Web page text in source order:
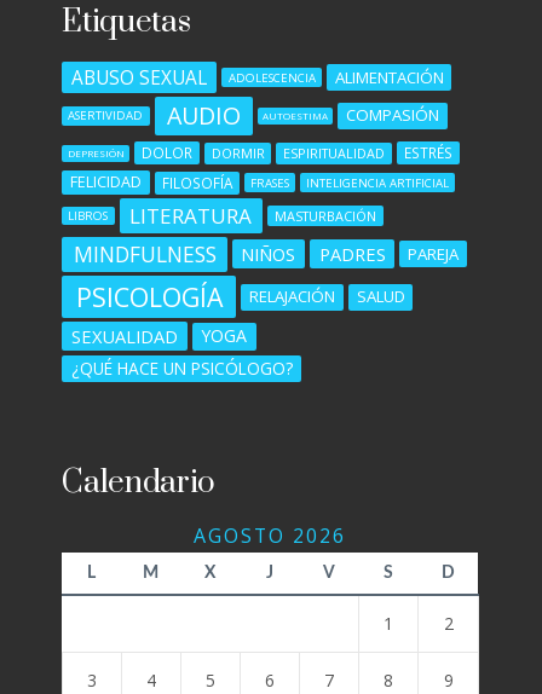
Etiquetas
ABUSO SEXUAL ADOLESCENCIA ALIMENTACIÓN
ASERTIVIDAD AUDIO AUTOESTIMA COMPASIÓN
DEPRESIÓN DOLOR DORMIR ESPIRITUALIDAD ESTRÉS
FELICIDAD FILOSOFÍA FRASES INTELIGENCIA ARTIFICIAL
LIBROS LITERATURA MASTURBACIÓN
MINDFULNESS NIÑOS PADRES PAREJA
PSICOLOGÍA RELAJACIÓN SALUD
SEXUALIDAD
YOGA
¿QUÉ HACE UN PSICÓLOGO?
Calendario
AGOSTO 2026
L M X J V S D
1 2
3 4 5 6 7 8 9